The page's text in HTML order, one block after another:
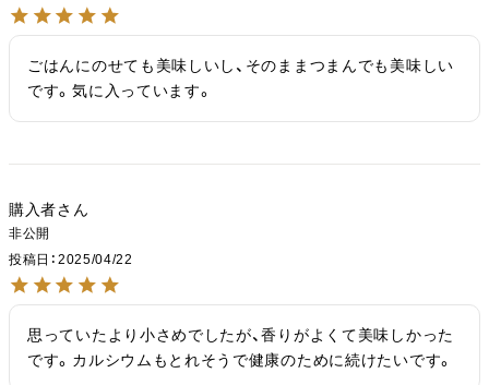
ごはんにのせても美味しいし、そのままつまんでも美味しい
です。気に入っています。
購入者
非公開
投稿日
2025/04/22
思っていたより小さめでしたが、香りがよくて美味しかった
です。カルシウムもとれそうで健康のために続けたいです。